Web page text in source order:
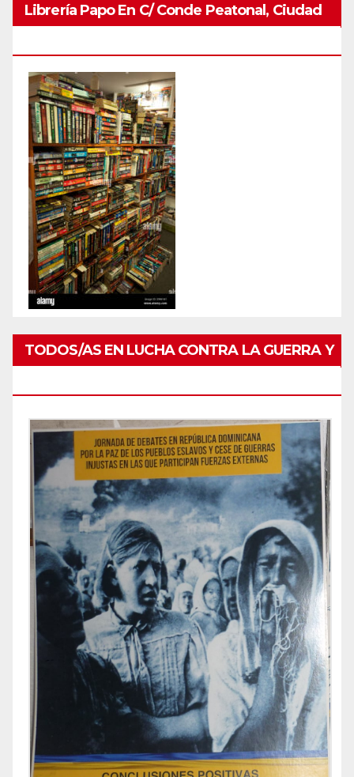
Librería Papo En C/ Conde Peatonal, Ciudad
TODOS/AS EN LUCHA CONTRA LA GUERRA Y